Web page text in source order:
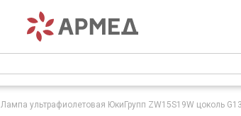
Лампа ультрафиолетовая ЮкиГрупп ZW15S19W цоколь